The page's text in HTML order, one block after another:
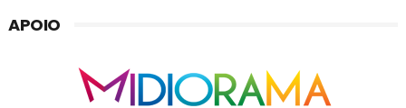
APOIO